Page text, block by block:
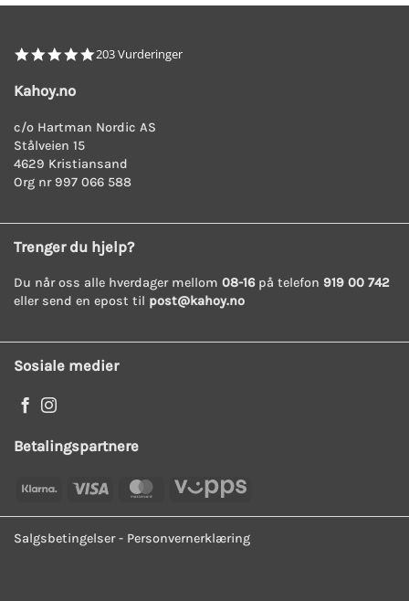
4.8
203 Vurderinger
Kahoy.no
c/o Hartman Nordic AS
Stålveien 15
4629 Kristiansand
Org nr 997 066 588
Trenger du hjelp?
Du når oss alle hverdager mellom 08-16på telefon 919 00 742
eller send en epost til post@kahoy.no
Sosiale medier
Betalingspartnere
Klarna Visa MasterCard Vipps
Salgsbetingelser- Personvernerklæring